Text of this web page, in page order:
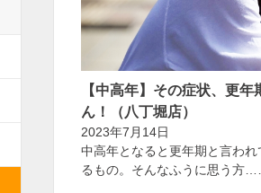
【中高年】その症状、更
ん！（八丁堀店）
2023年7月14日
中高年となると更年期と言わ
るもの。そんなふうに思う方